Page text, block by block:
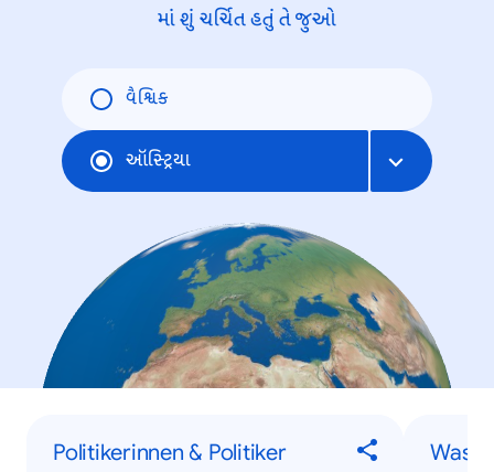
માં શું ચર્ચિત હતું તે જુઓ
વૈશ્વિક
ઑસ્ટ્રિયા
Politikerinnen & Politiker
Was